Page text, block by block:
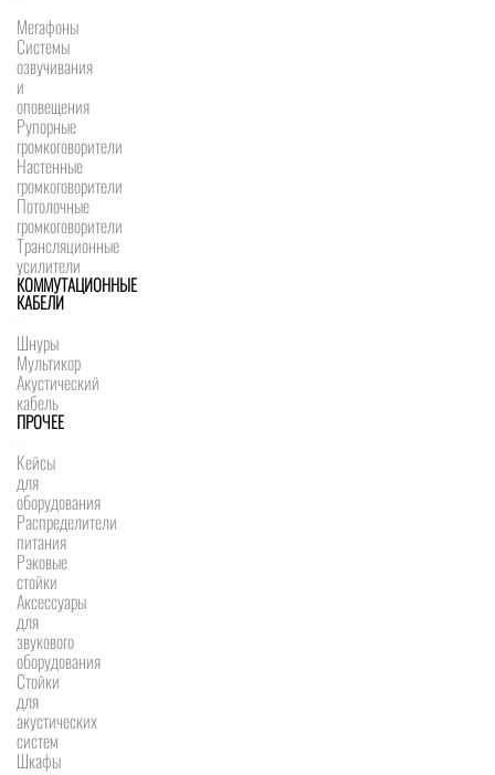
Мегафоны
Системы
озвучивания
и
оповещения
Рупорные
громкоговорители
Настенные
громкоговорители
Потолочные
громкоговорители
Трансляционные
усилители
КОММУТАЦИОННЫЕ
КАБЕЛИ
Шнуры
Мультикор
Акустический
кабель
ПРОЧЕЕ
Кейсы
для
оборудования
Распределители
питания
Рэковые
стойки
Аксессуары
для
звукового
оборудования
Стойки
для
акустических
систем
Шкафы